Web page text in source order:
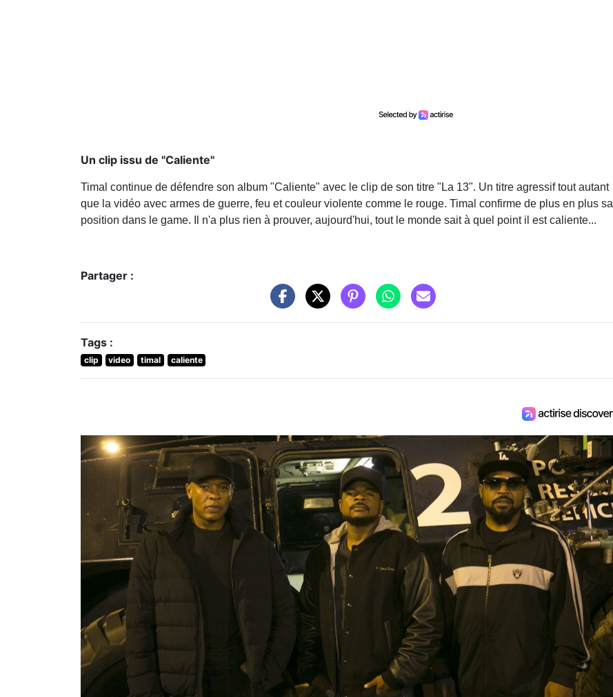
Un clip issu de "Caliente"
Timal continue de défendre son album "Caliente" avec le clip de son titre "La 13". Un titre agressif tout autant
que la vidéo avec armes de guerre, feu et couleur violente comme le rouge. Timal confirme de plus en plus sa
position dans le game. Il n'a plus rien à prouver, aujourd'hui, tout le monde sait à quel point il est caliente...
Partager :
Tags :
clip video timal caliente